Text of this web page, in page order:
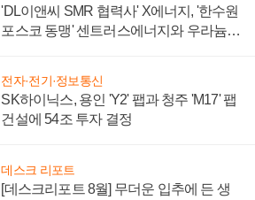
'DL이앤씨 SMR 협력사' X에너지, '한수원
포스코 동맹' 센트러스에너지와 우라늄
전자·전기·정보통신
SK하이닉스, 용인 'Y2' 팹과 청주 'M17' 팹
건설에 54조 투자 결정
데스크 리포트
[데스크리포트 8월] 무더운 입추에 든 생